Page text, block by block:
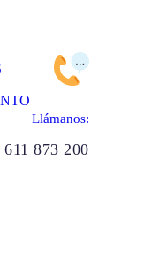
Llámanos:
611 873 200